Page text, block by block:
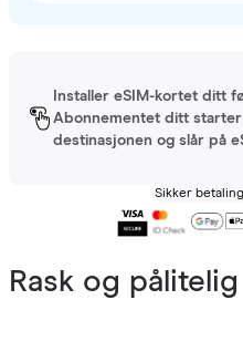
Installer eSIM-kortet ditt
Abonnementet ditt
destinasjonen og slår på
Sikker betaling
Rask og